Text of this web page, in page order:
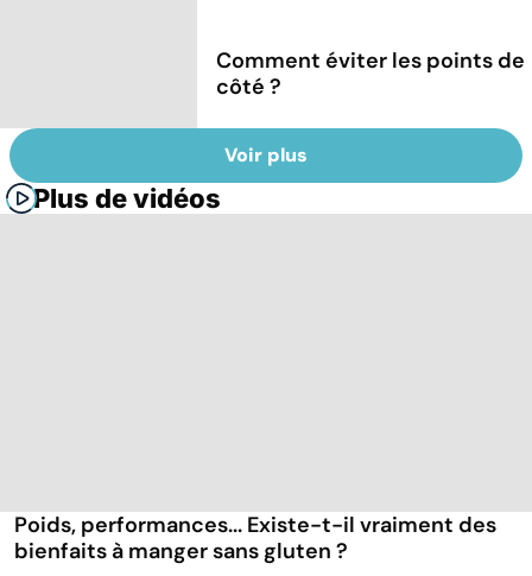
Comment éviter les points de
côté ?
Voir plus
Plus de vidéos
Poids, performances... Existe-t-il vraiment des
bienfaits à manger sans gluten ?